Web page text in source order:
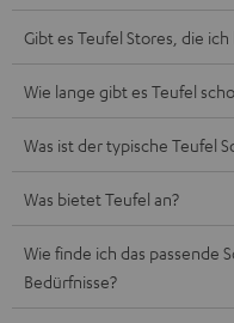
Gibt es Teufel Stores, die
Wie lange gibt es Teufel
Was ist der typische Teufel
Was bietet Teufel an?
Wie finde ich das passende
Bedürfnisse?